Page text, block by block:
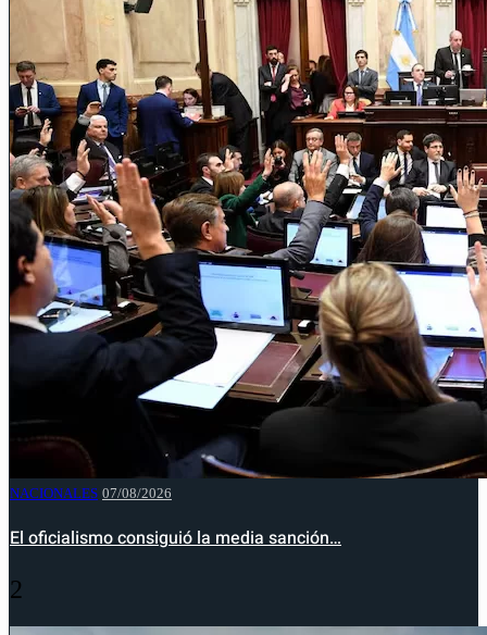
NACIONALES 07/08/2026
El oficialismo consiguió la media sanción…
2